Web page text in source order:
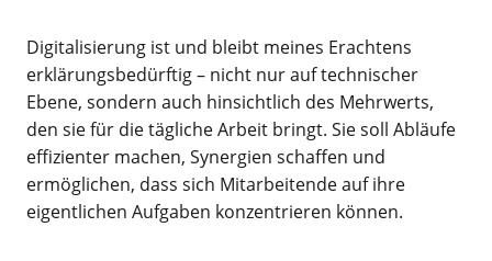
Digitalisierung ist und bleibt meines Erachtens
erklärungsbedürftig – nicht nur auf technischer
Ebene, sondern auch hinsichtlich des Mehrwerts,
den sie für die tägliche Arbeit bringt. Sie soll Abläufe
effizienter machen, Synergien schaffen und
ermöglichen, dass sich Mitarbeitende auf ihre
eigentlichen Aufgaben konzentrieren können.